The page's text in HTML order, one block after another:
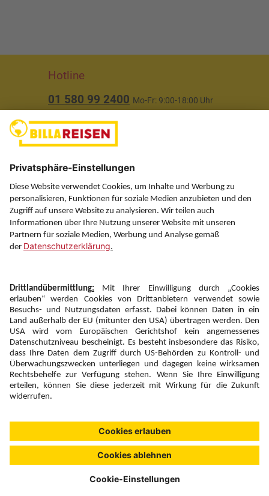
Hotline
01 580 99 2400 Mo-Fr: 9:00-18:00 Uhr
Über uns
Service
Information
Folgen Sie uns auf
Newsletter:
Anmelden
Fairness und
Unsere Inhalte: Standards und
Meldung
Copyright © 2026 DERTOUR Austria GmbH